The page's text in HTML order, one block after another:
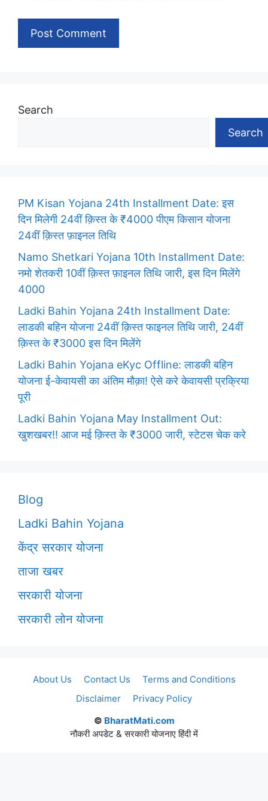
Search
Search
PM Kisan Yojana 24th Installment Date: इस
दिन मिलेगी 24वीं क़िस्त के ₹4000 पीएम किसान योजना
24वीं क़िस्त फ़ाइनल तिथि
Namo Shetkari Yojana 10th Installment Date:
नमो शेतकरी 10वीं क़िस्त फ़ाइनल तिथि जारी, इस दिन मिलेंगे
4000
Ladki Bahin Yojana 24th Installment Date:
लाडकी बहिन योजना 24वीं क़िस्त फाइनल तिथि जारी, 24वीं
क़िस्त के ₹3000 इस दिन मिलेंगे
Ladki Bahin Yojana eKyc Offline: लाडकी बहिन
योजना ई-केवायसी का अंतिम मौक़ा! ऐसे करे केवायसी प्रक्रिया
पूरी
Ladki Bahin Yojana May Installment Out:
खुशखबर!! आज मई क़िस्त के ₹3000 जारी, स्टेटस चेक करे
Blog
Ladki Bahin Yojana
केंद्र सरकार योजना
ताजा खबर
सरकारी योजना
सरकारी लोन योजना
About Us Contact Us
Terms and Conditions
Disclaimer
Privacy Policy
© BharatMati.com
नौकरी अपडेट & सरकारी योजनाए हिंदी में